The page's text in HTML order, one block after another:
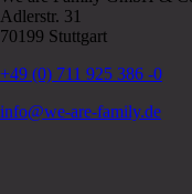
Adlerstr. 31
70199 Stuttgart
+49 (0) 711 925 386 -0
info@we-are-family.de